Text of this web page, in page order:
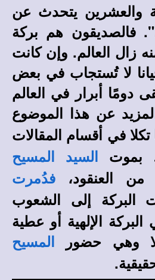
والعشرين يتحدث عن
فالصديقون هم بركة
زال العالم. وإن كانت
لا تُستجاب في بعض
دومًا أبرار في العالم
عن هذا الموضوع
في أقسام المقالات
بموت السيد المسيح
العنقود،
فدُمرت
البركة إلى الشعوب
الإلهية أو عطية
وهي حضور
المسيح